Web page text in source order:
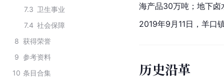
7.3 卫生事业
7.4 社会保障
8 获得荣誉
9 参考资料
10 条目合集
海产品30万吨；地下卤
2019年9月11日，羊口
历史沿革